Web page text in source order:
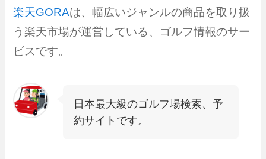
楽天GORAは、幅広いジャンルの商品を取り扱
う楽天市場が運営している、ゴルフ情報のサー
ビスです。
日本最大級のゴルフ場検索、予
約サイトです。